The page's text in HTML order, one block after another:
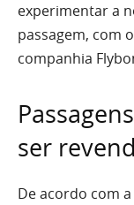
experimentar a
passagem, com
companhia
ser
De acordo com